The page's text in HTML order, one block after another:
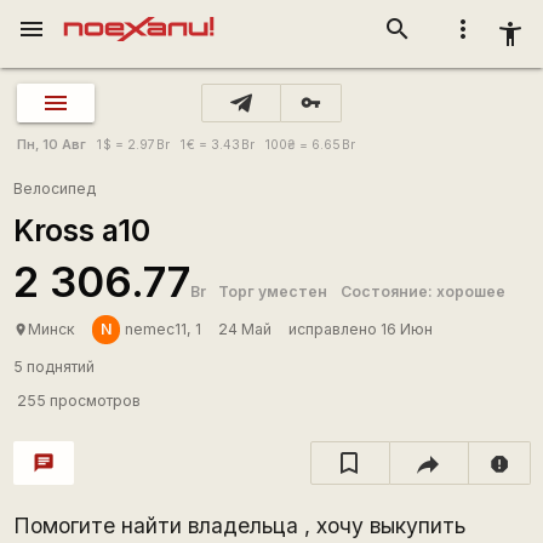
more_vert accessibility_new
search
menu
vpn_key
Пн, 10 Авг 1 $ = 2.97 Br 1€ = 3.43 Br 100₴ = 6.65 Br
Велосипед
Kross a10
2 306.77Br Торг уместен Состояние: хорошее
place Минск N nemec11, 1 24 Май исправлено 16 Июн
5 поднятий
255 просмотров
chat report
Помогите найти владельца , хочу выкупить